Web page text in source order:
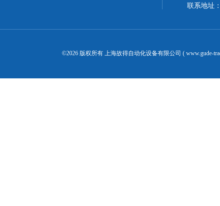
联系地址
©2026 版权所有 上海故得自动化设备有限公司 ( www.gude-